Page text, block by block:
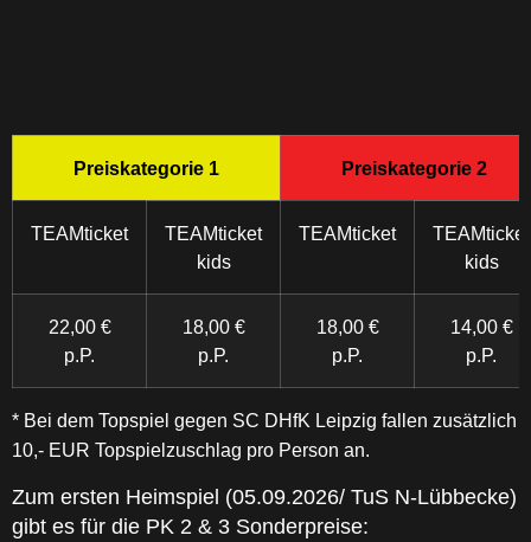
Preiskategorie 1 Preiskategorie 2
TEAMticket
TEAMticket
kids
TEAMticket
TEAMticket
kids
22,00 €
p.P.
18,00 €
p.P.
18,00 €
p.P.
14,00 €
p.P.
* Bei dem Topspiel gegen SC DHfK Leipzig fallen zusätzlich
10,- EUR Topspielzuschlag pro Person an.
Zum ersten Heimspiel (05.09.2026/ TuS N-Lübbecke)
gibt es für die PK 2 & 3 Sonderpreise: